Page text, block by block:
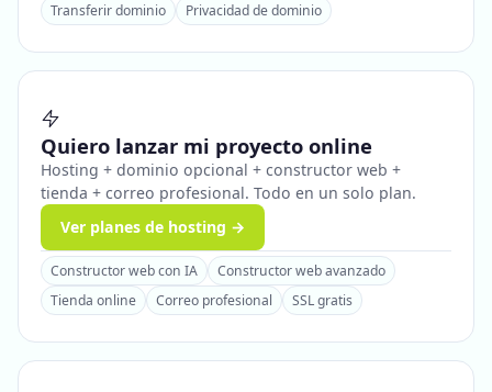
Transferir dominio Privacidad de dominio
Quiero lanzar mi proyecto online
Hosting + dominio opcional + constructor web +
tienda + correo profesional. Todo en un solo plan.
Ver planes de hosting →
Constructor web con IA
Constructor web avanzado
Tienda online
Correo profesional SSL gratis